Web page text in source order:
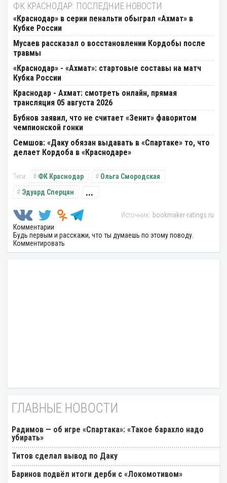
ФК КРАСНОДАР: ПОСЛЕДНИЕ НОВОСТИ
«Краснодар» в серии пенальти обыграл «Ахмат» в
Кубке России
Мусаев рассказал о восстановлении Кордобы после
травмы
«Краснодар» - «Ахмат»: стартовые составы на матч
Кубка России
Краснодар - Ахмат: смотреть онлайн, прямая
трансляция 05 августа 2026
Бубнов заявил, что не считает «Зенит» фаворитом
чемпионской гонки
Семшов: «Даку обязан выдавать в «Спартаке» то, что
делает Кордоба в «Краснодаре»
ФК Краснодар
Ольга Смородская
Эдуард Сперцян
...
bookmaker-ratings.ru
Комментарии
Будь первым и расскажи, что ты думаешь по этому поводу.
Комментировать
ГЛАВНЫЕ НОВОСТИ
Радимов — об игре «Спартака»: «Такое барахло надо
убирать»
Титов сделал вывод по Даку
Баринов подвёл итоги дерби с «Локомотивом»